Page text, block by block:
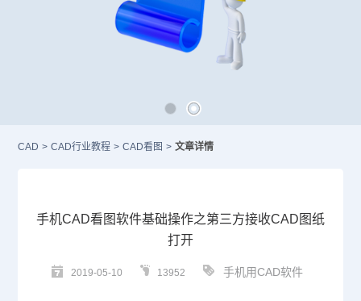
CAD > CAD行业教程 > CAD看图 > 文章详情
手机CAD看图软件基础操作之第三方接收CAD图纸
打开
2019-05-10 13952 手机用CAD软件